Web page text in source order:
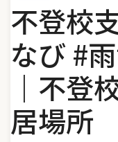
不登校
なび #
｜不登
居場所